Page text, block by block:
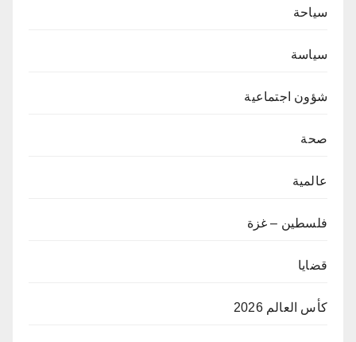
سياحة
سياسة
شؤون اجتماعية
صحة
عالمية
فلسطين – غزة
قضايا
كأس العالم 2026